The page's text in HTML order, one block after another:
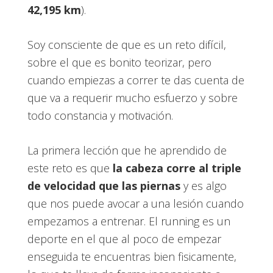
42,195 km).
Soy consciente de que es un reto difícil,
sobre el que es bonito teorizar, pero
cuando empiezas a correr te das cuenta de
que va a requerir mucho esfuerzo y sobre
todo constancia y motivación.
La primera lección que he aprendido de
este reto es que la cabeza corre al triple
de velocidad que las piernasy es algo
que nos puede avocar a una lesión cuando
empezamos a entrenar. El running es un
deporte en el que al poco de empezar
enseguida te encuentras bien fisicamente,